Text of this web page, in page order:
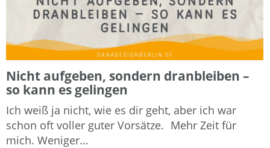
Nicht aufgeben, sondern dranbleiben –
so kann es gelingen
Ich weiß ja nicht, wie es dir geht, aber ich war
schon oft voller guter Vorsätze. Mehr Zeit für
mich. Weniger...